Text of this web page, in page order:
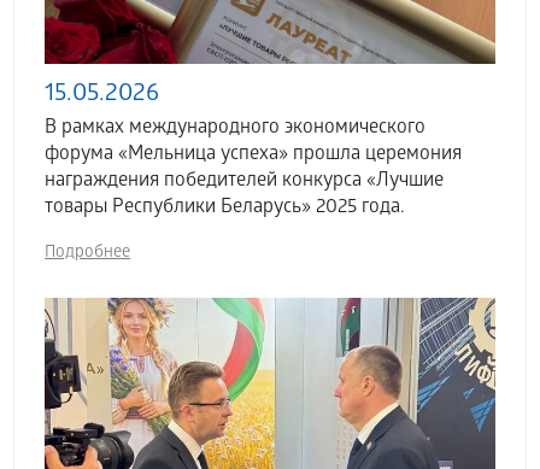
15.05.2026
В рамках международного экономического
форума «Мельница успеха» прошла церемония
награждения победителей конкурса «Лучшие
товары Республики Беларусь» 2025 года.
Подробнее